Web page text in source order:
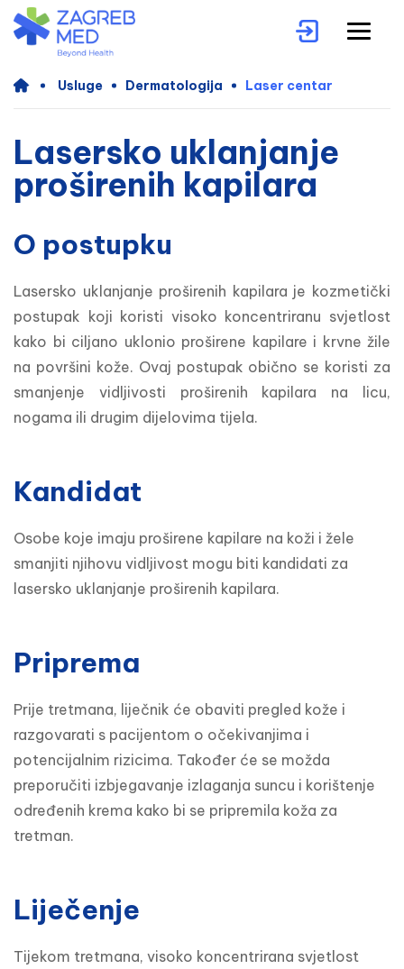
Usluge Dermatologija Laser centar
Lasersko uklanjanje
proširenih kapilara
O postupku
Lasersko uklanjanje proširenih kapilara je kozmetički
postupak koji koristi visoko koncentriranu svjetlost
kako bi ciljano uklonio proširene kapilare i krvne žile
na površini kože. Ovaj postupak obično se koristi za
smanjenje vidljivosti proširenih kapilara na licu,
nogama ili drugim dijelovima tijela.
Kandidat
Osobe koje imaju proširene kapilare na koži i žele
smanjiti njihovu vidljivost mogu biti kandidati za
lasersko uklanjanje proširenih kapilara.
Priprema
Prije tretmana, liječnik će obaviti pregled kože i
razgovarati s pacijentom o očekivanjima i
potencijalnim rizicima. Također će se možda
preporučiti izbjegavanje izlaganja suncu i korištenje
određenih krema kako bi se pripremila koža za
tretman.
Liječenje
Tijekom tretmana, visoko koncentrirana svjetlost